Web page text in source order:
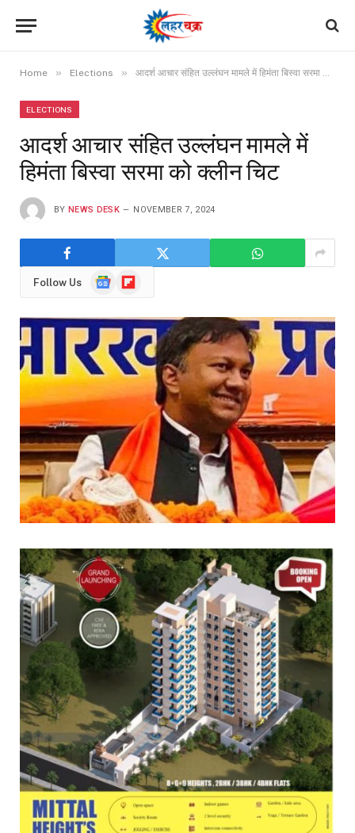
Home » Elections » आदर्श आचार संहित उल्लंघन मामले में हिमंता बिस्वा सरमा को क्लीन चिट
ELECTIONS
आदर्श आचार संहित उल्लंघन मामले में
हिमंता बिस्वा सरमा को क्लीन चिट
BY NEWS DESK NOVEMBER 7, 2024
Follow Us
GoogleFlipboard